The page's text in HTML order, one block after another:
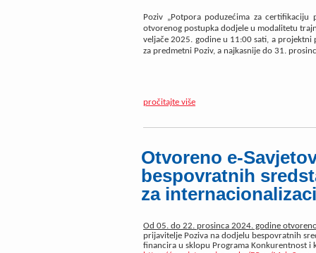
Poziv „Potpora poduzećima za
otvorenog postupka dodjele u modalitetu
veljače 2025. godine u 11:00 sati, a projektni
za predmetni Poziv, a najkasnije do 31.
pročitajte više
Otvoreno e-
bespovratnih
za
Od 05. do 22. prosinca 2024. godine
prijavitelje Poziva na dodjelu bespovratnih
financira u sklopu Programa Konkurentnost i